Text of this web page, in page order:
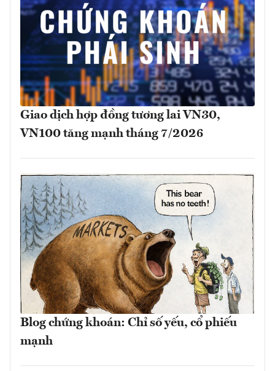
Giao dịch hợp đồng tương lai VN30,
VN100 tăng mạnh tháng 7/2026
Blog chứng khoán: Chỉ số yếu, cổ phiếu
mạnh